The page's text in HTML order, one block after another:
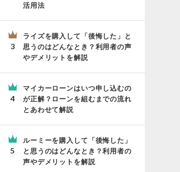
活用法
ライズを購入して「後悔した」と
思うのはどんなとき？利用者の声
やデメリットを解説
マイカーローンはいつ申し込むの
が正解？ローンを組むまでの流れ
とあわせて解説
ルーミーを購入して「後悔した」
と思うのはどんなとき？利用者の
声やデメリットを解説